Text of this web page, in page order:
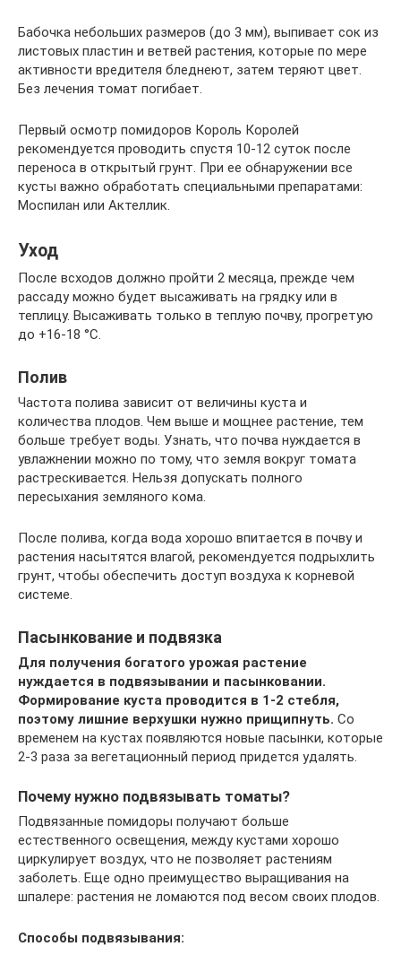
Бабочка небольших размеров (до 3 мм), выпивает сок из
листовых пластин и ветвей растения, которые по мере
активности вредителя бледнеют, затем теряют цвет.
Без лечения томат погибает.
Первый осмотр помидоров Король Королей
рекомендуется проводить спустя 10-12 суток после
переноса в открытый грунт. При ее обнаружении все
кусты важно обработать специальными препаратами:
Моспилан или Актеллик.
Уход
После всходов должно пройти 2 месяца, прежде чем
рассаду можно будет высаживать на грядку или в
теплицу. Высаживать только в теплую почву, прогретую
до +16-18 °C.
Полив
Частота полива зависит от величины куста и
количества плодов. Чем выше и мощнее растение, тем
больше требует воды. Узнать, что почва нуждается в
увлажнении можно по тому, что земля вокруг томата
растрескивается. Нельзя допускать полного
пересыхания земляного кома.
После полива, когда вода хорошо впитается в почву и
растения насытятся влагой, рекомендуется подрыхлить
грунт, чтобы обеспечить доступ воздуха к корневой
системе.
Пасынкование и подвязка
Для получения богатого урожая растение
нуждается в подвязывании и пасынковании.
Формирование куста проводится в 1-2 стебля,
поэтому лишние верхушки нужно прищипнуть. Со
временем на кустах появляются новые пасынки, которые
2-3 раза за вегетационный период придется удалять.
Почему нужно подвязывать томаты?
Подвязанные помидоры получают больше
естественного освещения, между кустами хорошо
циркулирует воздух, что не позволяет растениям
заболеть. Еще одно преимущество выращивания на
шпалере: растения не ломаются под весом своих плодов.
Способы подвязывания: